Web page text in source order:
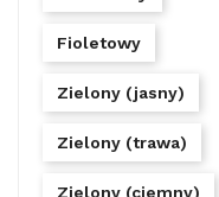
Fioletowy
Zielony (jasny)
Zielony (trawa)
Zielony (ciemny)